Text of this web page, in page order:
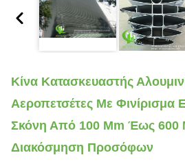
Κίνα Κατασκευαστής
Αεροπετσέτες Με Φινίρισμα
Σκόνη Από 100 Mm Έως 600
Διακόσμηση Προσόφων